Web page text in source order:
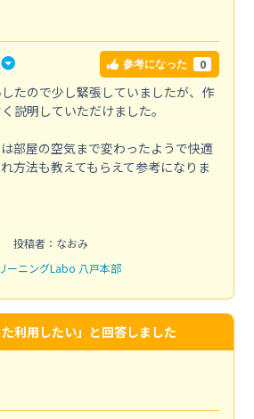
参考になった 0
たので少し緊張していましたが、作
説明していただけました。
部屋の空気まで変わったようで快適
方法も教えてもらえて参考になりま
投稿者：なおみ
ーニングLabo 八戸本部
た利用したい」と回答しました